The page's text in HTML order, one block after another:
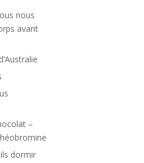
nous
avant
–
dormir